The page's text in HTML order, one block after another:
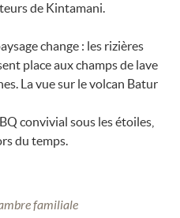
de Kintamani.
change : les rizières
place aux champs de lave
La vue sur le volcan Batur
convivial sous les étoiles,
du temps.
familiale